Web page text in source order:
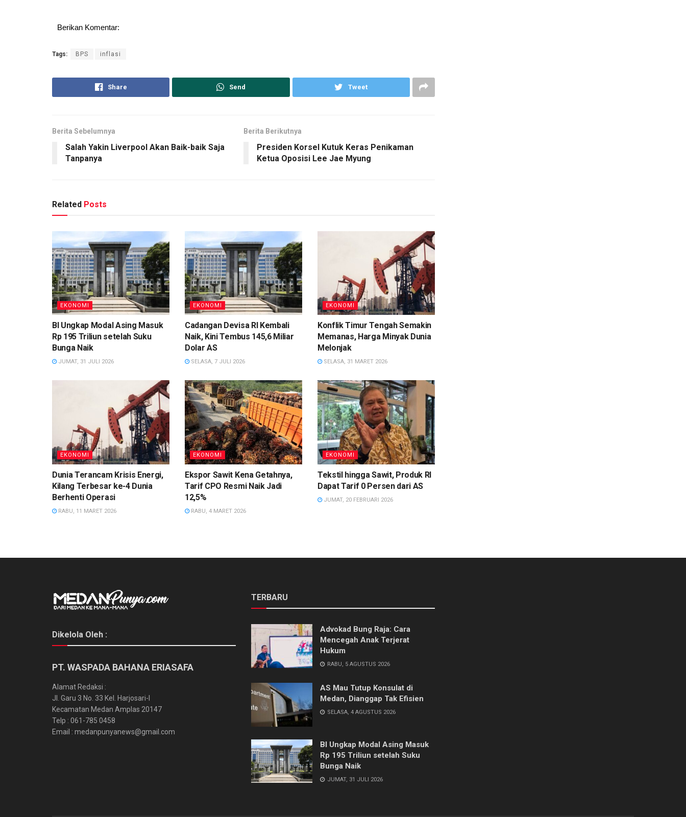
Berikan Komentar:
Tags: BPS inflasi
Share Send Tweet
Berita Sebelumnya
Salah Yakin Liverpool Akan Baik-baik Saja
Tanpanya
Berita Berikutnya
Presiden Korsel Kutuk Keras Penikaman
Ketua Oposisi Lee Jae Myung
Related Posts
EKONOMI
BI Ungkap Modal Asing Masuk
Rp 195 Triliun setelah Suku
Bunga Naik
JUMAT, 31 JULI 2026
EKONOMI
Cadangan Devisa RI Kembali
Naik, Kini Tembus 145,6 Miliar
Dolar AS
SELASA, 7 JULI 2026
EKONOMI
Konflik Timur Tengah Semakin
Memanas, Harga Minyak Dunia
Melonjak
SELASA, 31 MARET 2026
EKONOMI
Dunia Terancam Krisis Energi,
Kilang Terbesar ke-4 Dunia
Berhenti Operasi
RABU, 11 MARET 2026
EKONOMI
Ekspor Sawit Kena Getahnya,
Tarif CPO Resmi Naik Jadi
12,5%
RABU, 4 MARET 2026
EKONOMI
Tekstil hingga Sawit, Produk RI
Dapat Tarif 0 Persen dari AS
JUMAT, 20 FEBRUARI 2026
Dikelola Oleh :
PT. WASPADA BAHANA ERIASAFA
Alamat Redaksi :
Jl. Garu 3 No. 33 Kel. Harjosari-I
Kecamatan Medan Amplas 20147
Telp : 061-785 0458
Email : medanpunyanews@gmail.com
TERBARU
Advokad Bung Raja: Cara
Mencegah Anak Terjerat
Hukum
RABU, 5 AGUSTUS 2026
AS Mau Tutup Konsulat di
Medan, Dianggap Tak Efisien
SELASA, 4 AGUSTUS 2026
BI Ungkap Modal Asing Masuk
Rp 195 Triliun setelah Suku
Bunga Naik
JUMAT, 31 JULI 2026